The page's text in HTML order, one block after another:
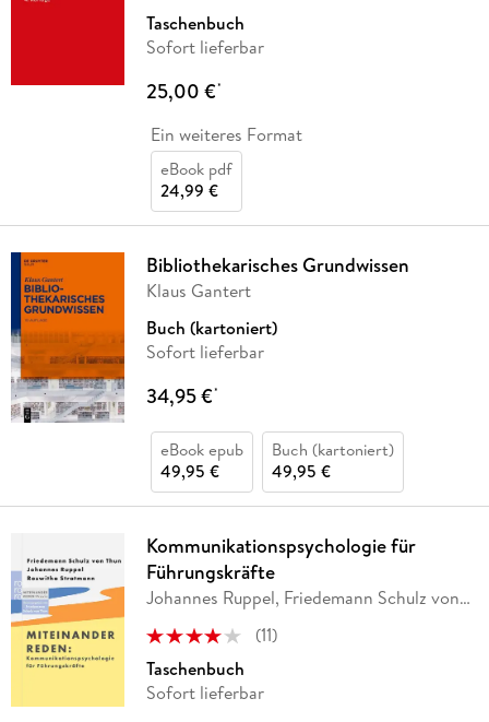
Taschenbuch
Sofort lieferbar
25,00 €*
Ein weiteres Format
eBook pdf
24,99 €
Bibliothekarisches Grundwissen
Klaus Gantert
Buch (kartoniert)
Sofort lieferbar
34,95 €*
eBook epub
49,95 €
Buch (kartoniert)
49,95 €
Kommunikationspsychologie für
Führungskräfte
Johannes Ruppel, Friedemann Schulz von
(11)
Taschenbuch
Sofort lieferbar